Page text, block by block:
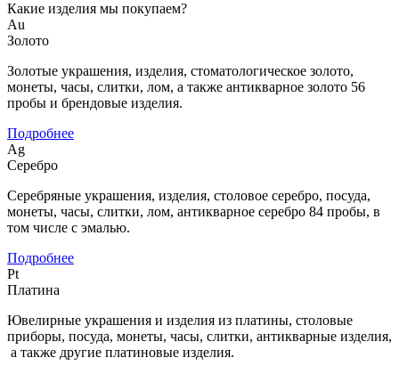
Какие изделия мы покупаем?
Au
Золото
Золотые украшения, изделия, стоматологическое золото,
монеты, часы, слитки, лом, а также антикварное золото 56
пробы и брендовые изделия.
Подробнее
Ag
Серебро
Серебряные украшения, изделия, столовое серебро, посуда,
монеты, часы, слитки, лом, антикварное серебро 84 пробы, в
том числе с эмалью.
Подробнее
Pt
Платина
Ювелирные украшения и изделия из платины, столовые
приборы, посуда, монеты, часы, слитки, антикварные изделия,
а также другие платиновые изделия.